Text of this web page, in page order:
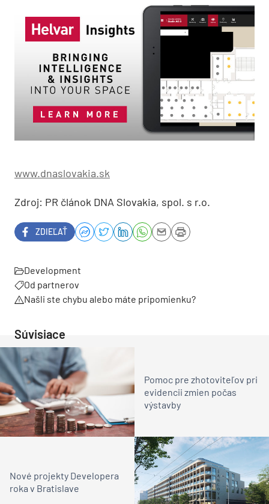
www.dnaslovakia.sk
Zdroj: PR článok DNA Slovakia, spol. s r.o.
ZDIEĽAŤ
Development
Od partnerov
Našli ste chybu alebo máte pripomienku?
Súvisiace
Pomoc pre zhotoviteľov pri
evidencii zmien počas
výstavby
Nové projekty Developera
roka v Bratislave